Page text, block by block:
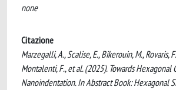
none
Citazione
Marzegalli, A., Scalise, E., Bikerouin, M., Rovaris,
Montalenti, F., et al. (2025). Towards Hexagonal
Nanoindentation. In Abstract Book: Hexagonal